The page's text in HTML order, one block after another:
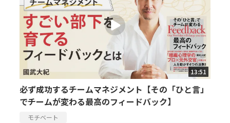
13:51
必ず成功するチームマネジメント【その「ひと言」
でチームが変わる最高のフィードバック】
モチベート